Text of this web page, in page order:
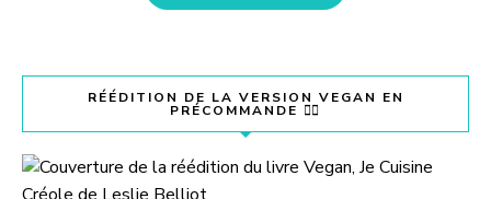
RÉÉDITION DE LA VERSION VEGAN EN
PRÉCOMMANDE 👇🏽